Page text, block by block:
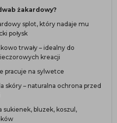
żakardowy?
splot, który nadaje mu
połysk
trwały – idealny do
kreacji
pracuje na sylwetce
skóry – naturalna ochrona przed
sukienek, bluzek, koszul,